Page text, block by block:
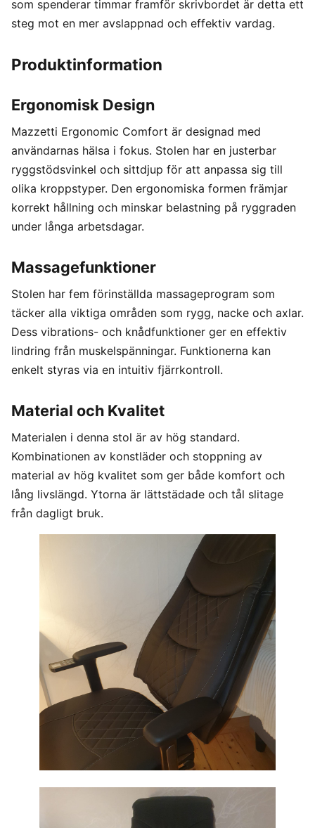
som spenderar timmar framför skrivbordet är detta ett
steg mot en mer avslappnad och effektiv vardag.
Produktinformation
Ergonomisk Design
Mazzetti Ergonomic Comfort är designad med
användarnas hälsa i fokus. Stolen har en justerbar
ryggstödsvinkel och sittdjup för att anpassa sig till
olika kroppstyper. Den ergonomiska formen främjar
korrekt hållning och minskar belastning på ryggraden
under långa arbetsdagar.
Massagefunktioner
Stolen har fem förinställda massageprogram som
täcker alla viktiga områden som rygg, nacke och axlar.
Dess vibrations- och knådfunktioner ger en effektiv
lindring från muskelspänningar. Funktionerna kan
enkelt styras via en intuitiv fjärrkontroll.
Material och Kvalitet
Materialen i denna stol är av hög standard.
Kombinationen av konstläder och stoppning av
material av hög kvalitet som ger både komfort och
lång livslängd. Ytorna är lättstädade och tål slitage
från dagligt bruk.